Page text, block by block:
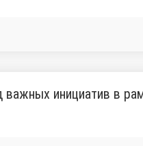
инициатив в